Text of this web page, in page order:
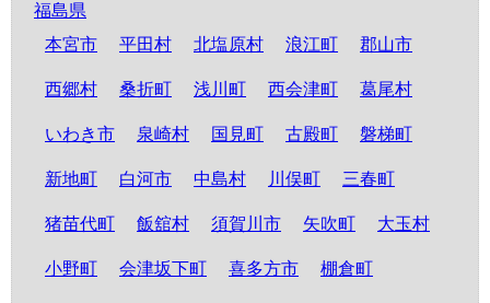
福島県
本宮市
平田村 北塩原村 浪江町 郡山市
西郷村 桑折町 浅川町 西会津町 葛尾村
いわき市 泉崎村 国見町 古殿町 磐梯町
新地町 白河市 中島村 川俣町 三春町
猪苗代町 飯舘村 須賀川市 矢吹町 大玉村
小野町 会津坂下町 喜多方市 棚倉町